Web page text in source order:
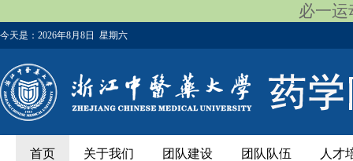
必一运
今天是： 2026年8月8日 星期六
首页 关于我们 团队建设 团队队伍 人才